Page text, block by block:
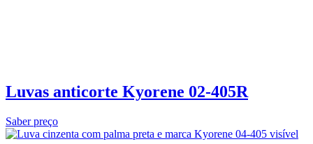
Luvas anticorte Kyorene 02‑405R
Saber preço